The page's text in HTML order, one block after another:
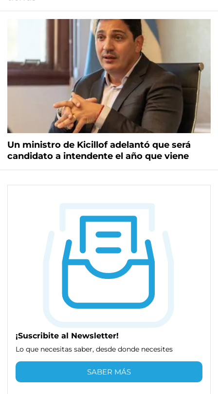
Un ministro de Kicillof adelantó que será
candidato a intendente el año que viene
¡Suscribite al Newsletter!
Lo que necesitas saber, desde donde necesites
SABER MÁS